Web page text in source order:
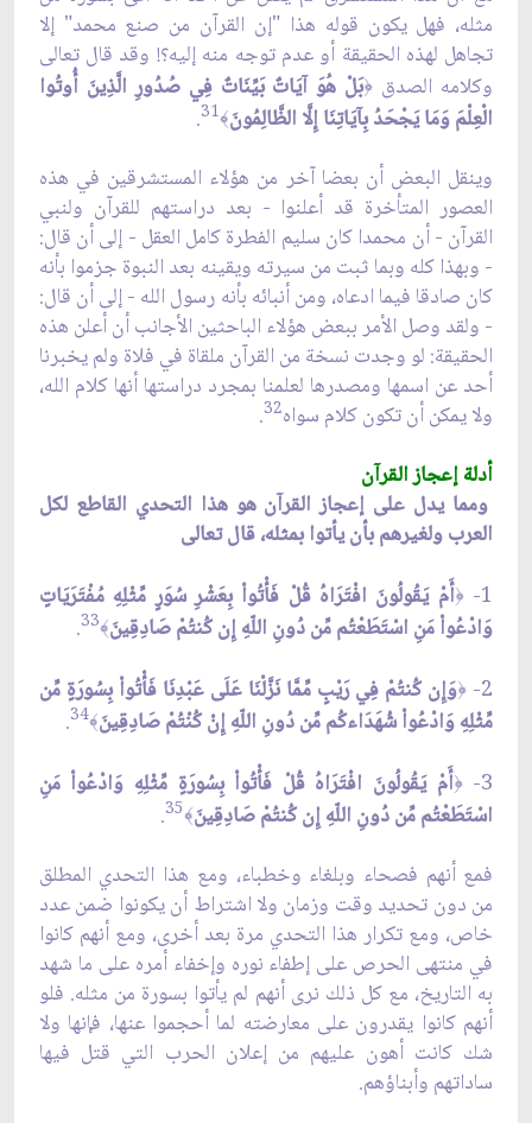
مثله، فهل يكون قوله هذا "إن القرآن من صنع محمد" إلا
تجاهل لهذه الحقيقة أو عدم توجه منه إليه؟! وقد قال تعالى
وكلامه الصدق ﴿بَلْ هُوَ آيَاتٌ بَيِّنَاتٌ فِي صُدُورِ الَّذِينَ أُوتُوا
الْعِلْمَ وَمَا يَجْحَدُ بِآيَاتِنَا إِلَّا الظَّالِمُونَ﴾31
.
وينقل البعض أن بعضا آخر من هؤلاء المستشرقين في هذه
العصور المتأخرة قد أعلنوا - بعد دراستهم للقرآن ولنبي
القرآن - أن محمدا كان سليم الفطرة كامل العقل - إلى أن قال:
- وبهذا كله وبما ثبت من سيرته ويقينه بعد النبوة جزموا بأنه
كان صادقا فيما ادعاه، ومن أنبائه بأنه رسول الله - إلى أن قال:
- ولقد وصل الأمر ببعض هؤلاء الباحثين الأجانب أن أعلن هذه
الحقيقة: لو وجدت نسخة من القرآن ملقاة في فلاة ولم يخبرنا
أحد عن اسمها ومصدرها لعلمنا بمجرد دراستها أنها كلام الله،
ولا يمكن أن تكون كلام سواه32
.
أدلة إعجاز القرآن
ومما يدل على إعجاز القرآن هو هذا التحدي القاطع لكل
العرب ولغيرهم بأن يأتوا بمثله، قال تعالى
1-
﴿أَمْ يَقُولُونَ افْتَرَاهُ قُلْ فَأْتُواْ بِعَشْرِ سُوَرٍ مِّثْلِهِ مُفْتَرَيَاتٍ
وَادْعُواْ مَنِ اسْتَطَعْتُم مِّن دُونِ اللّهِ إِن كُنتُمْ صَادِقِينَ﴾33
.
2-
﴿وَإِن كُنتُمْ فِي رَيْبٍ مِّمَّا نَزَّلْنَا عَلَى عَبْدِنَا فَأْتُواْ بِسُورَةٍ مِّن
مِّثْلِهِ وَادْعُواْ شُهَدَاءكُم مِّن دُونِ اللّهِ إِنْ كُنْتُمْ صَادِقِينَ﴾34
.
3-
﴿أَمْ يَقُولُونَ افْتَرَاهُ قُلْ فَأْتُواْ بِسُورَةٍ مِّثْلِهِ وَادْعُواْ مَنِ
اسْتَطَعْتُم مِّن دُونِ اللّهِ إِن كُنتُمْ صَادِقِينَ﴾35
.
فمع أنهم فصحاء وبلغاء وخطباء، ومع هذا التحدي المطلق
من دون تحديد وقت وزمان ولا اشتراط أن يكونوا ضمن عدد
خاص، ومع تكرار هذا التحدي مرة بعد أخرى، ومع أنهم كانوا
في منتهى الحرص على إطفاء نوره وإخفاء أمره على ما شهد
به التاريخ، مع كل ذلك نرى أنهم لم يأتوا بسورة من مثله. فلو
أنهم كانوا يقدرون على معارضته لما أحجموا عنها، فإنها ولا
شك كانت أهون عليهم من إعلان الحرب التي قتل فيها
ساداتهم وأبناؤهم.